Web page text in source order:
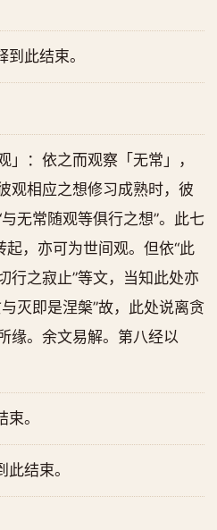
此结束。
」：依之而观察「无常」，
观相应之想修习成熟时，彼
无常随观等俱行之想”。此七
起，亦可为世间观。但依“此
行之寂止”等文，当知此处亦
灭即是涅槃”故，此处说离贪
缘。余文易解。第八经以
。
结束。